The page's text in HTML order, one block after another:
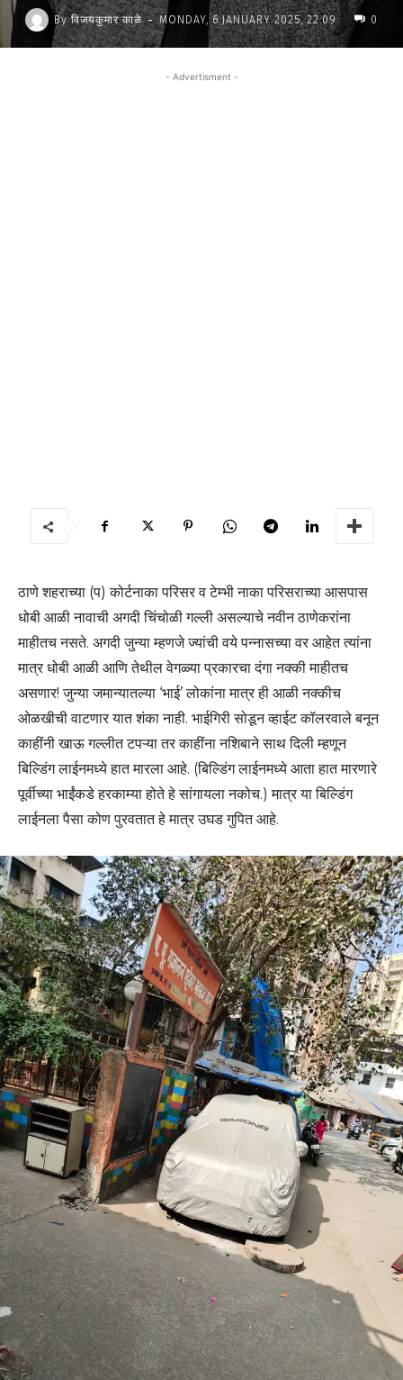
By विजयकुमार काळे - MONDAY, 6 JANUARY 2025, 22:09 0
- Advertisment -
ठाणे शहराच्या (प) कोर्टनाका परिसर व टेम्भी नाका परिसराच्या आसपास
धोबी आळी नावाची अगदी चिंचोळी गल्ली असल्याचे नवीन ठाणेकरांना
माहीतच नसते. अगदी जुन्या म्हणजे ज्यांची वये पन्नासच्या वर आहेत त्यांना
मात्र धोबी आळी आणि तेथील वेगळ्या प्रकारचा दंगा नक्की माहीतच
असणार! जुन्या जमान्यातल्या ‘भाई’ लोकांना मात्र ही आळी नक्कीच
ओळखीची वाटणार यात शंका नाही. भाईगिरी सोडून व्हाईट कॉलरवाले बनून
काहींनी खाऊ गल्लीत टपऱ्या तर काहींना नशिबाने साथ दिली म्हणून
बिल्डिंग लाईनमध्ये हात मारला आहे. (बिल्डिंग लाईनमध्ये आता हात मारणारे
पूर्वीच्या भाईंकडे हरकाम्या होते हे सांगायला नकोच.) मात्र या बिल्डिंग
लाईनला पैसा कोण पुरवतात हे मात्र उघड गुपित आहे.